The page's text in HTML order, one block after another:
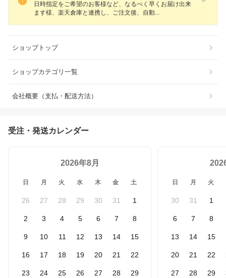
日時指定をご希望のお客様など、なるべく早くお届け出来
ます様、楽天倉庫と連携し、ご注文後、自動
ショップトップ
ショップカテゴリ一覧
会社概要（支払・配送方法）
受注・発送カレンダー
2026年8月
日 月 火 水 木 金 土
26 27 28 29 30 31 1
2 3 4 5 6 7 8
9 10 11 12 13 14 15
16 17 18 19 20 21 22
23 24 25 26 27 28 29
日 月 火
30 31 1
6 7 8
13 14 15
20 21 22
27 28 29